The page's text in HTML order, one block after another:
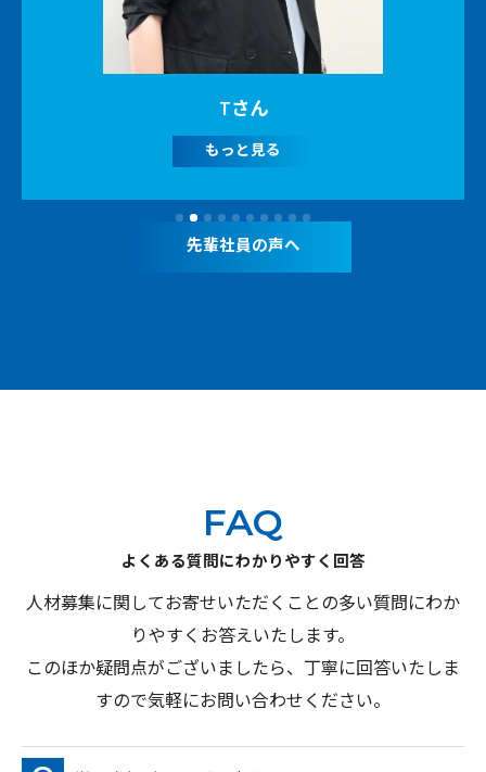
Tさん
もっと見る
先輩社員の声へ
よくある質問にわかりやすく回答
FAQ
人材募集に関してお寄せいただくことの多い質問にわか
りやすくお答えいたします。
このほか疑問点がございましたら、丁寧に回答いたしま
すので気軽にお問い合わせください。